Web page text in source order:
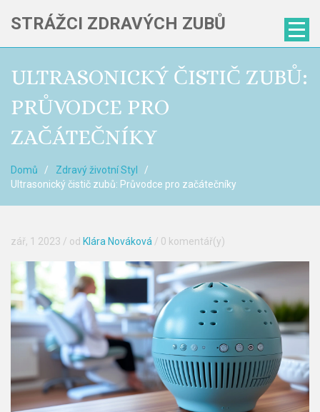
STRÁŽCI ZDRAVÝCH ZUBŮ
ULTRASONICKÝ ČISTIČ ZUBŮ:
PRŮVODCE PRO
ZAČÁTEČNÍKY
Domů
Zdravý životní Styl
Ultrasonický čistič zubů: Průvodce pro začátečníky
zář, 1 2023 / od Klára Nováková / 0 komentář(y)